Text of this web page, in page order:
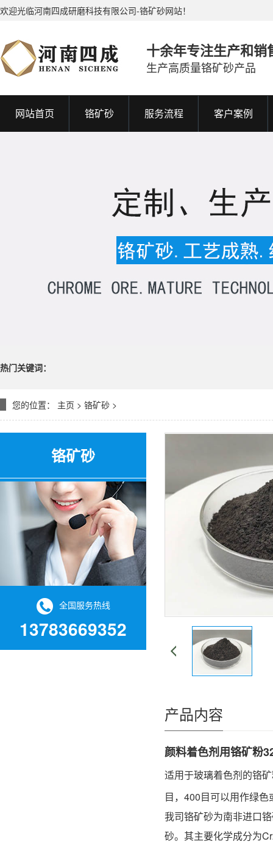
欢迎光临河南四成研磨科技有限公司-铬矿砂网站！
十余年专注生产和销
生产高质量铬矿砂产品
网站首页 铬矿砂 服务流程 客户案例
热门关键词：
您的位置： 主页 > 铬矿砂 >
铬矿砂
全国服务热线
13783669352
产品内容
颜料着色剂用铬矿粉
适用于玻璃着色剂的铬
目，400目可以用作绿
我司铬矿砂为南非进口
砂。其主要化学成分为